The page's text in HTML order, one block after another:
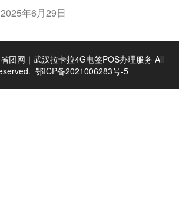
2025年6月29日
团网｜武汉拉卡拉4G电签POS办理服务 All
鄂ICP备2021006283号-5